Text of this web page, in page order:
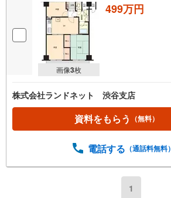
画像3枚
499万円
株式会社ランドネット 渋谷支店
資料をもらう （無料）
電話する （通話料無料）
1